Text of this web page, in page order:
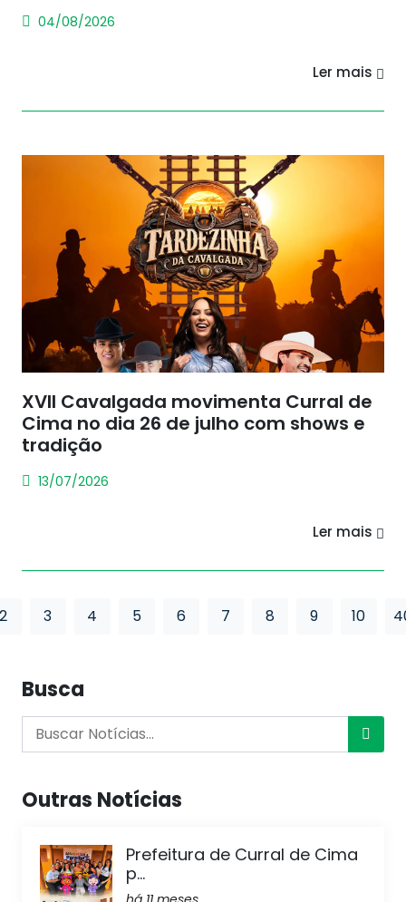
04/08/2026
Ler mais
XVII Cavalgada movimenta Curral de
Cima no dia 26 de julho com shows e
tradição
13/07/2026
Ler mais
2 3 4 5 6 7 8 9 10
Busca
Outras Notícias
Prefeitura de Curral de Cima
p...